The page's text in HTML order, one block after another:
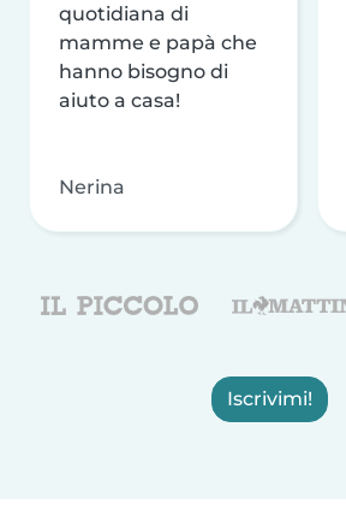
quotidiana di
mamme e papà che
hanno bisogno di
aiuto a casa!
Nerina
Iscrivimi!